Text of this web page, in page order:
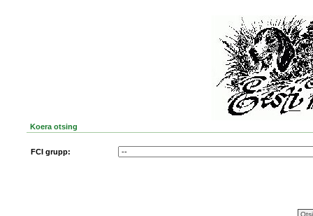
Koera otsing
FCI grupp: